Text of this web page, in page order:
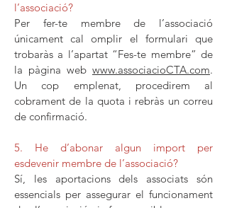
l’associació?
Per fer-te membre de l’associació
únicament cal omplir el formulari que
trobaràs a l’apartat “Fes-te membre” de
la pàgina web www.associacioCTA.com.
Un cop emplenat, procedirem al
cobrament de la quota i rebràs un correu
de confirmació.
5. He d’abonar algun import per
esdevenir membre de l’associació?
Sí, les aportacions dels associats són
essencials per assegurar el funcionament